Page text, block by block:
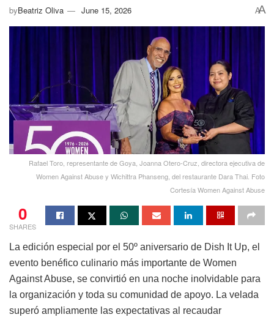
byBeatriz Oliva June 15, 2026 AA
Rafael Toro, representante de Goya, Joanna Otero-Cruz, directora ejecutiva de
Women Against Abuse y Wichittra Phanseng, del restaurante Dara Thai. Foto
Cortesía Women Against Abuse
0
SHARES
La edición especial por el 50º aniversario de Dish It Up, el
evento benéfico culinario más importante de Women
Against Abuse, se convirtió en una noche inolvidable para
la organización y toda su comunidad de apoyo. La velada
superó ampliamente las expectativas al recaudar